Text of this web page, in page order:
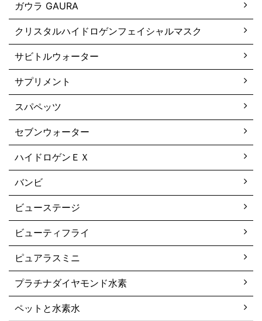
ガウラ GAURA
クリスタルハイドロゲンフェイシャルマスク
サビトルウォーター
サプリメント
スパペッツ
セブンウォーター
ハイドロゲンＥＸ
バンビ
ビューステージ
ビューティフライ
ピュアラスミニ
プラチナダイヤモンド水素
ペットと水素水